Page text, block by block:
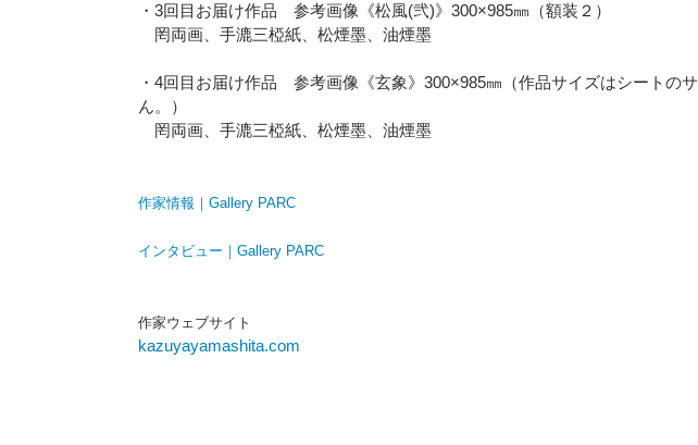
・3回目お届け作品 参考画像《松風(弐)》300×985㎜（額装２）
罔両画、手漉三椏紙、松煙墨、油煙墨
・4回目お届け作品 参考画像《玄象》300×985㎜（作品サイズはシートの
ん。）
罔両画、手漉三椏紙、松煙墨、油煙墨
作家情報｜Gallery PARC
インタビュー｜Gallery PARC
作家ウェブサイト
kazuyayamashita.com